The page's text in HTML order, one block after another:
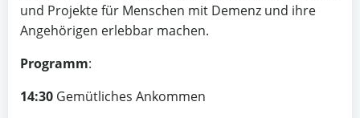
und Projekte für Menschen mit Demenz und ihre
Angehörigen erlebbar machen.
Programm:
14:30 Gemütliches Ankommen